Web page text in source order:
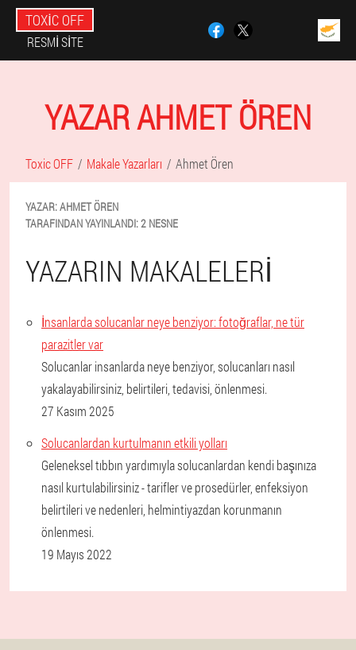
TOXIC OFF
RESMI SITE
YAZAR AHMET ÖREN
Toxic OFF Makale Yazarları Ahmet Ören
YAZAR:AHMETÖREN
TARAFINDAN YAYINLANDI:2 NESNE
YAZARIN MAKALELERI
İnsanlarda solucanlar neye benziyor: fotoğraflar, ne tür
parazitler var
Solucanlar insanlarda neye benziyor, solucanları nasıl
yakalayabilirsiniz, belirtileri, tedavisi, önlenmesi.
27 Kasım 2025
Solucanlardan kurtulmanın etkili yolları
Geleneksel tıbbın yardımıyla solucanlardan kendi başınıza
nasıl kurtulabilirsiniz - tarifler ve prosedürler, enfeksiyon
belirtileri ve nedenleri, helmintiyazdan korunmanın
önlenmesi.
19 Mayıs 2022